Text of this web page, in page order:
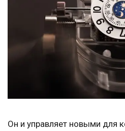
Он и управляет новыми для